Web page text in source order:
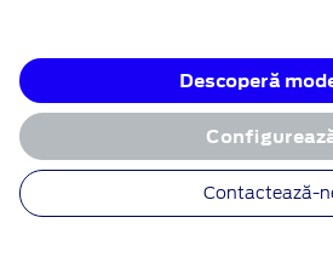
Descoperă
Contactează-